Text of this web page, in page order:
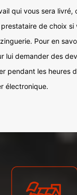
qui vous sera livré,
de choix si
Pour en
lui demander des
pendant les heures
électronique.